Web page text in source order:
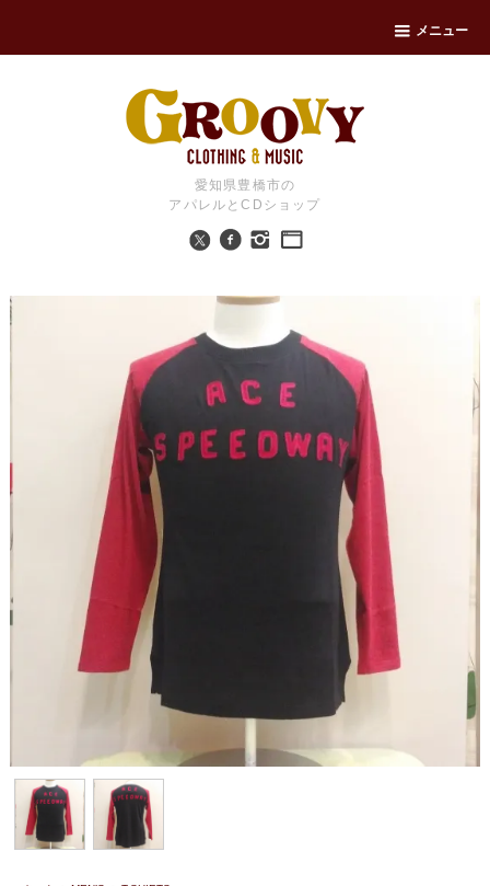
メニュー
愛知県豊橋市の
アパレルとCDショップ